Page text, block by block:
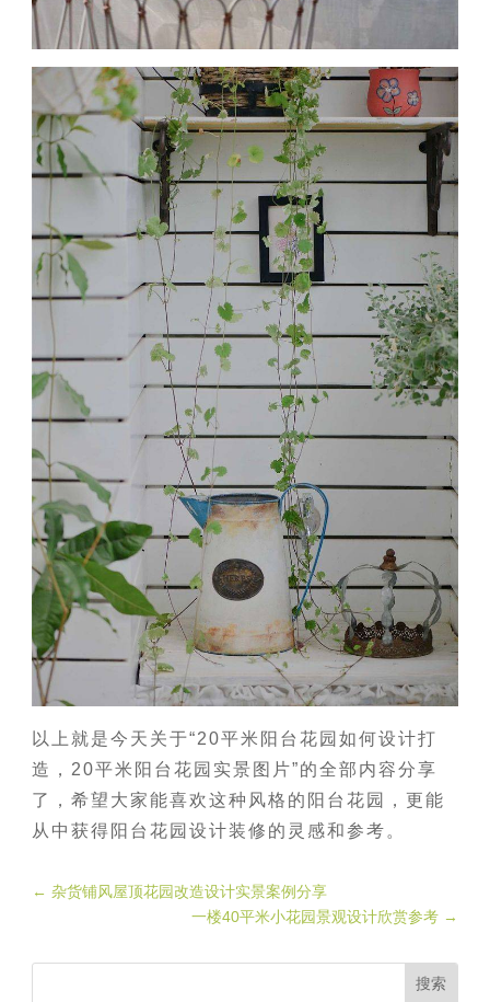
以上就是今天关于“20平米阳台花园如何设计打
造，20平米阳台花园实景图片”的全部内容分享
了，希望大家能喜欢这种风格的阳台花园，更能
从中获得阳台花园设计装修的灵感和参考。
←杂货铺风屋顶花园改造设计实景案例分享
一楼40平米小花园景观设计欣赏参考→